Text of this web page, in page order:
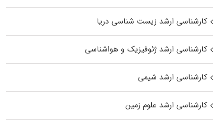
کارشناسی ارشد زیست‌ شناسی دریا
کارشناسی ارشد ژئوفیزیک و هواشناسی
کارشناسی ارشد شیمی
کارشناسی ارشد علوم زمین